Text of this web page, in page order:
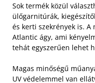
Sok termék közül
ülőgarnitúrák,
és kerti szekrények is. A
Atlantic ágy, ami
tehát egyszerűen lehet
Magas minőségű
UV védelemmel van